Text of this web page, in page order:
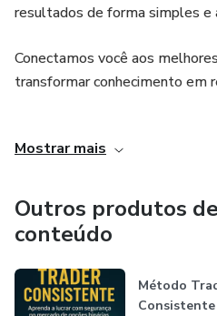
Este não é um material que
consistência e resultados de
opções binárias.
custaram caro para muitos
resultados de forma simples e
Conectamos você aos
transformar conhecimento em
Mostrar mais
Outros produtos
conteúdo
Método
Consistente